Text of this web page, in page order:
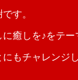
す。
癒しを♪をテ
もチャレンジ